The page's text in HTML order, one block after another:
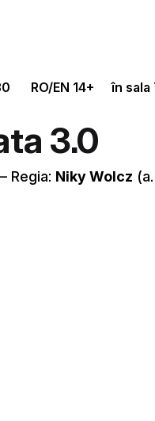
RO/EN 14+ în sala
3.0
Regia: Niky Wolcz